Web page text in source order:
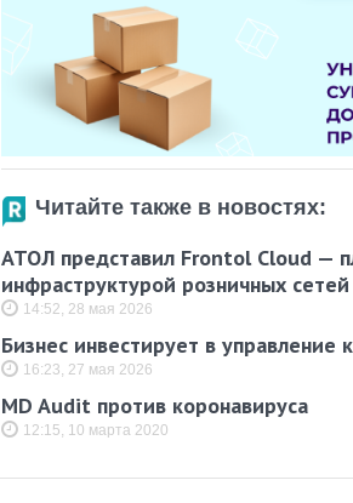
Читайте также в новостях:
АТОЛ представил Frontol Cloud —
инфраструктурой розничных сетей
14:52, 28 мая 2026
Бизнес инвестирует в управление
16:23, 27 мая 2026
MD Audit против коронавируса
12:15, 10 марта 2020